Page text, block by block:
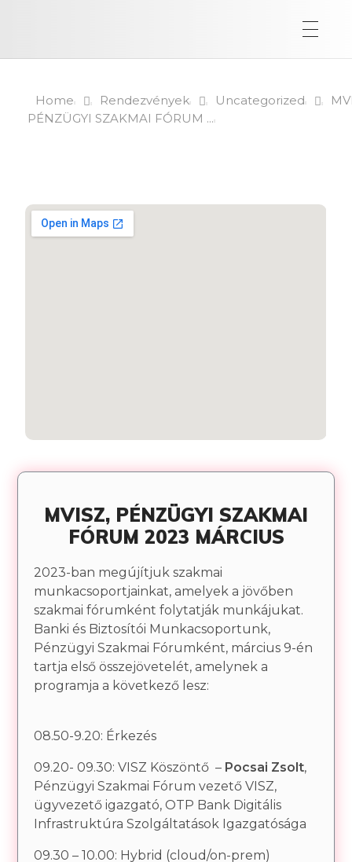
Home Rendezvények Uncategorized
PÉNZÜGYI SZAKMAI FÓRUM ...
MVISZ, PÉNZÜGYI SZAKMAI
FÓRUM 2023 MÁRCIUS
2023-ban megújítjuk szakmai
munkacsoportjainkat, amelyek a jövőben
szakmai fórumként folytatják munkájukat.
Banki és Biztosítói Munkacsoportunk,
Pénzügyi Szakmai Fórumként, március 9-én
tartja első összejövetelét, amelynek a
programja a következő lesz:
08.50-9.20: Érkezés
09.20- 09.30: VISZ Köszöntő – Pocsai Zsolt,
Pénzügyi Szakmai Fórum vezető VISZ,
ügyvezető igazgató, OTP Bank Digitális
Infrastruktúra Szolgáltatások Igazgatósága
09.30 – 10.00: Hybrid (cloud/on-prem)